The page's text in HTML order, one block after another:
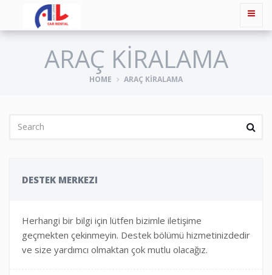
ARAÇ KIRALAMA
HOME ARAÇ KIRALAMA
DESTEK MERKEZI
Herhangi bir bilgi için lütfen bizimle iletişime
geçmekten çekinmeyin. Destek bölümü hizmetinizdedir
ve size yardımcı olmaktan çok mutlu olacağız.